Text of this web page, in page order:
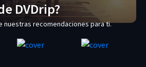
DVDrip?
nuestras recomendaciones para ti.